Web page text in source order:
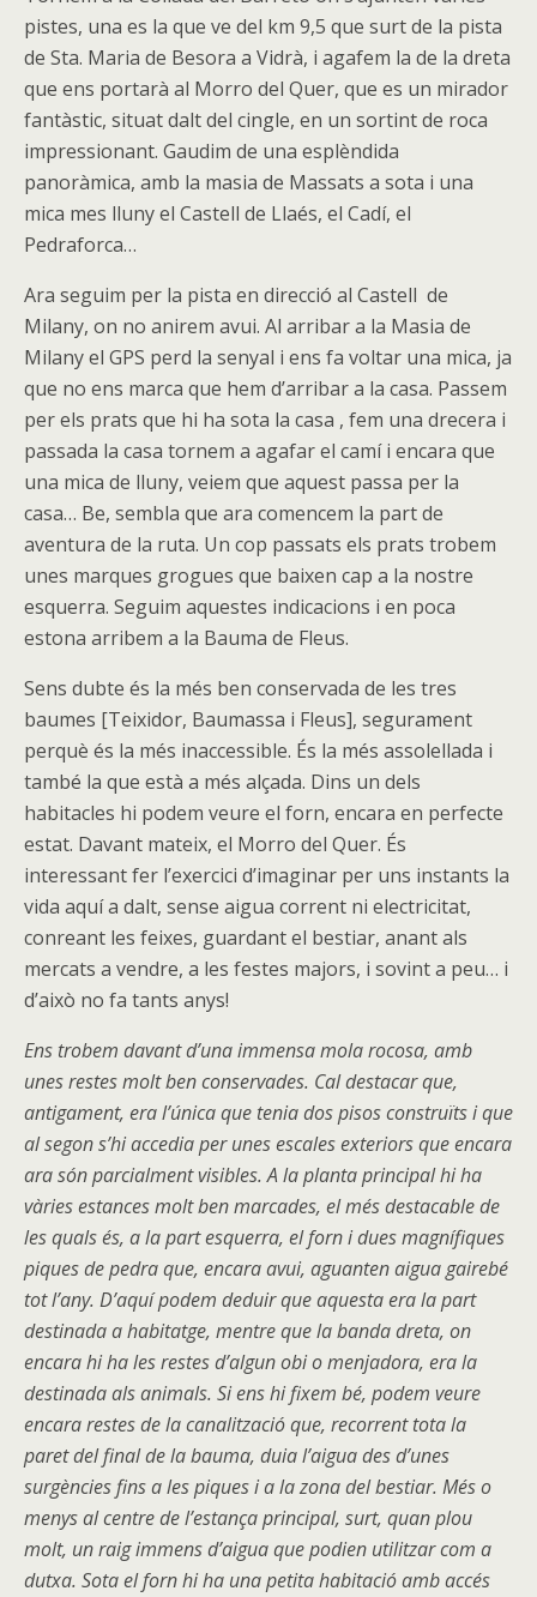
pistes, una es la que ve del km 9,5 que surt de la pista
de Sta. Maria de Besora a Vidrà, i agafem la de la dreta
que ens portarà al Morro del Quer, que es un mirador
fantàstic, situat dalt del cingle, en un sortint de roca
impressionant. Gaudim de una esplèndida
panoràmica, amb la masia de Massats a sota i una
mica mes lluny el Castell de Llaés, el Cadí, el
Pedraforca…
Ara seguim per la pista en direcció al Castell de
Milany, on no anirem avui. Al arribar a la Masia de
Milany el GPS perd la senyal i ens fa voltar una mica, ja
que no ens marca que hem d’arribar a la casa. Passem
per els prats que hi ha sota la casa , fem una drecera i
passada la casa tornem a agafar el camí i encara que
una mica de lluny, veiem que aquest passa per la
casa… Be, sembla que ara comencem la part de
aventura de la ruta. Un cop passats els prats trobem
unes marques grogues que baixen cap a la nostre
esquerra. Seguim aquestes indicacions i en poca
estona arribem a la Bauma de Fleus.
Sens dubte és la més ben conservada de les tres
baumes [Teixidor, Baumassa i Fleus], segurament
perquè és la més inaccessible. És la més assolellada i
també la que està a més alçada. Dins un dels
habitacles hi podem veure el forn, encara en perfecte
estat. Davant mateix, el Morro del Quer. És
interessant fer l’exercici d’imaginar per uns instants la
vida aquí a dalt, sense aigua corrent ni electricitat,
conreant les feixes, guardant el bestiar, anant als
mercats a vendre, a les festes majors, i sovint a peu… i
d’això no fa tants anys!
Ens trobem davant d’una immensa mola rocosa, amb
unes restes molt ben conservades. Cal destacar que,
antigament, era l’única que tenia dos pisos construïts i que
al segon s’hi accedia per unes escales exteriors que encara
ara són parcialment visibles. A la planta principal hi ha
vàries estances molt ben marcades, el més destacable de
les quals és, a la part esquerra, el forn i dues magnífiques
piques de pedra que, encara avui, aguanten aigua gairebé
tot l’any. D’aquí podem deduir que aquesta era la part
destinada a habitatge, mentre que la banda dreta, on
encara hi ha les restes d’algun obi o menjadora, era la
destinada als animals. Si ens hi fixem bé, podem veure
encara restes de la canalització que, recorrent tota la
paret del final de la bauma, duia l’aigua des d’unes
surgències fins a les piques i a la zona del bestiar. Més o
menys al centre de l’estança principal, surt, quan plou
molt, un raig immens d’aigua que podien utilitzar com a
dutxa. Sota el forn hi ha una petita habitació amb accés